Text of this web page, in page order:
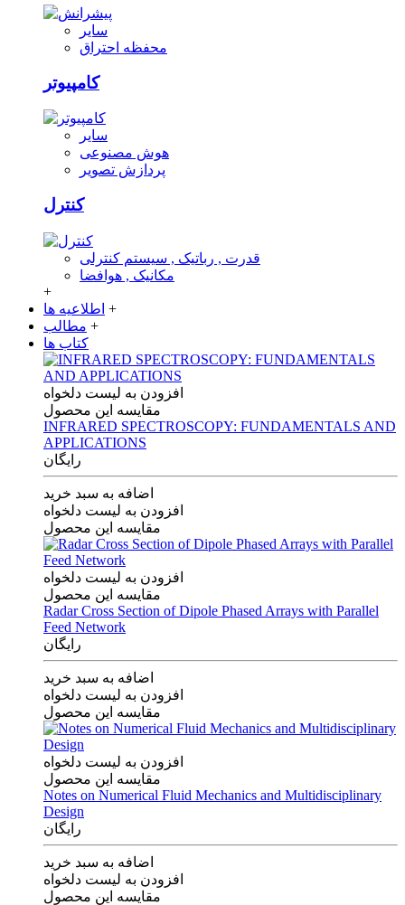
سایر
محفظه احتراق
کامپیوتر
سایر
هوش مصنوعی
پردازش تصویر
کنترل
قدرت , رباتیک , سیستم کنترلی
مکانیک , هوافضا
+
اطلاعیه ها +
مطالب +
کتاب ها
افزودن به لیست دلخواه
مقایسه این محصول
INFRARED SPECTROSCOPY: FUNDAMENTALS AND
APPLICATIONS
رایگان
اضافه به سبد خرید
افزودن به لیست دلخواه
مقایسه این محصول
افزودن به لیست دلخواه
مقایسه این محصول
Radar Cross Section of Dipole Phased Arrays with Parallel
Feed Network
رایگان
اضافه به سبد خرید
افزودن به لیست دلخواه
مقایسه این محصول
افزودن به لیست دلخواه
مقایسه این محصول
Notes on Numerical Fluid Mechanics and Multidisciplinary
Design
رایگان
اضافه به سبد خرید
افزودن به لیست دلخواه
مقایسه این محصول